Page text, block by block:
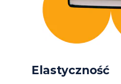
Elastyczność